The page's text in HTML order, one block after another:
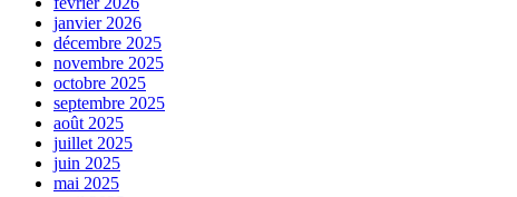
janvier 2026
décembre 2025
novembre 2025
octobre 2025
septembre 2025
août 2025
juillet 2025
juin 2025
mai 2025